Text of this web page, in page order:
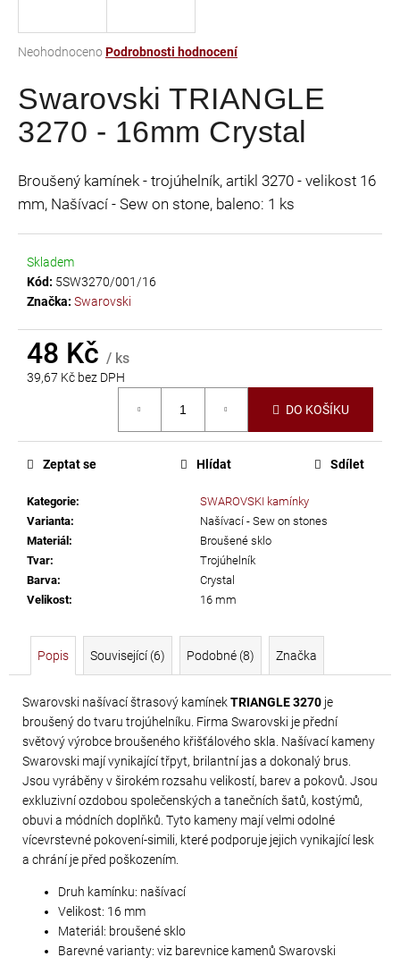
Průměrné
produktu
je
0,0
hvězdiček.
NeohodnocenoPodrobnosti hodnocení
Swarovski TRIANGLE
3270 - 16mm Crystal
Broušený kamínek - trojúhelník, artikl 3270 - velikost 16
mm, Našívací - Sew on stone, baleno: 1 ks
Skladem
Kód: 5SW3270/001/16
Značka: Swarovski
48 Kč / ks
39,67 Kč bez DPH
DO KOŠÍKU
Kategorie:
SWAROVSKI kamínky
Varianta:
Našívací - Sew on stones
Materiál:
Broušené sklo
Tvar:
Trojúhelník
Barva:
Crystal
Velikost: 16 mm
Zeptat se Hlídat Sdílet
Popis Související (6) Podobné (8) Značka
Swarovski našívací štrasový kamínekTRIANGLE 3270 je
broušený do tvaru trojúhelníku. Firma Swarovski je přední
světový výrobce broušeného křišťálového skla. Našívací kameny
Swarovski mají vynikající třpyt, brilantní jas a dokonalý brus.
Jsou vyráběny v širokém rozsahu velikostí, barev a pokovů. Jsou
exkluzivní ozdobou společenských a tanečních šatů, kostýmů,
obuvi a módních doplňků. Tyto kameny mají velmi odolné
vícevrstevné pokovení-simili, které podporuje jejich vynikající lesk
a chrání je před poškozením.
Druh kamínku: našívací
Velikost: 16 mm
Materiál: broušené sklo
Barevné varianty: viz barevnice kamenů Swarovski
j
t
?
HLEDAT
D
o
p
u
j
e
e
PRECIOSA
VIVA12
NH
CRYSTAL
69
Kč